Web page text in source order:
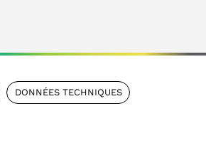
DONNÉES TECHNIQUES